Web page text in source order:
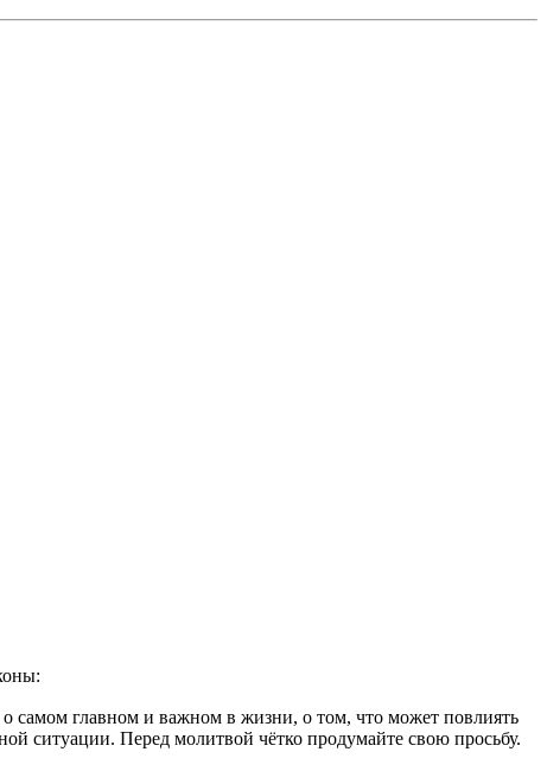
самом главном и важном в жизни, о том, что может повлиять
ситуации. Перед молитвой чётко продумайте свою просьбу.